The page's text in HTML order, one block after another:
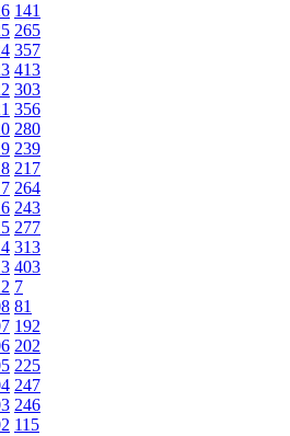
141
265
357
413
303
356
280
239
217
264
243
277
313
403
7
81
192
202
225
247
246
115